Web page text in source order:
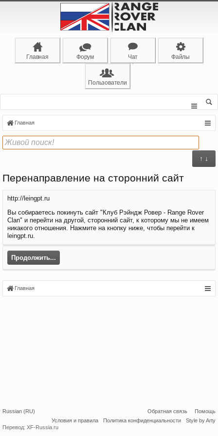
Главная Форум Чат Файлы
Пользователи
Главная
↑ ↓
Перенаправление на сторонний сайт
http://leingpt.ru
Вы собираетесь покинуть сайт "Клуб Рэйндж Ровер - Range Rover
Clan" и перейти на другой, сторонний сайт, к которому мы не имеем
никакого отношения. Нажмите на кнопку ниже, чтобы перейти к
leingpt.ru.
Продолжить...
Главная
Russian (RU) Обратная связь
Помощь
Условия и правила
Политика конфиденциальности
Style by Arty
Перевод: XF-Russia.ru